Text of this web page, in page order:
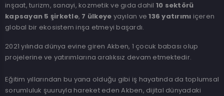
inşaat, turizm, sanayi, kozmetik ve gıda dahil 10 sektörü
kapsayan 5 şirketle, 7 ülkeye yayılan ve136 yatırımı içeren
global bir ekosistem inşa etmeyi başardı.
2021 yılında dünya evine giren Akben, 1 çocuk babası olup
projelerine ve yatırımlarına aralıksız devam etmektedir.
Eğitim yıllarından bu yana olduğu gibi iş hayatında da toplumsal
sorumluluk şuuruyla hareket eden Akben, dijital dünyadaki